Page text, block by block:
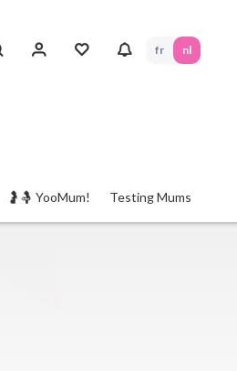
fr nl
🤰🤱 YooMum! Testing Mums